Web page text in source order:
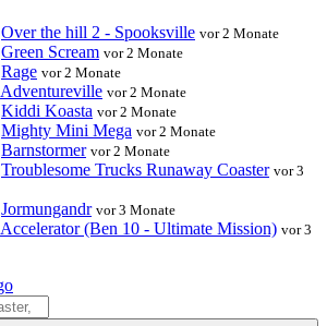
Over the hill 2 - Spooksville vor 2 Monate
Green Scream vor 2 Monate
Rage vor 2 Monate
Adventureville vor 2 Monate
Kiddi Koasta vor 2 Monate
Mighty Mini Mega vor 2 Monate
Barnstormer vor 2 Monate
Troublesome Trucks Runaway Coaster vor 3
Jormungandr vor 3 Monate
Accelerator (Ben 10 - Ultimate Mission) vor 3